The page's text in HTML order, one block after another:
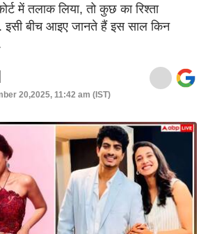
में तलाक लिया, तो कुछ का रिश्ता
इसी बीच आइए जानते हैं इस साल किन
20,2025, 11:42 am (IST)